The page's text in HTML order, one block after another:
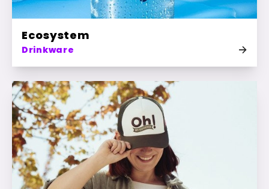
Ecosystem
Drinkware